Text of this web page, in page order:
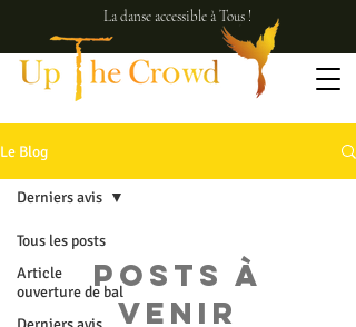
La danse accessible à Tous !
Le Blog
Tous les posts
Article
ouverture de bal
Derniers avis
Posts à
venir